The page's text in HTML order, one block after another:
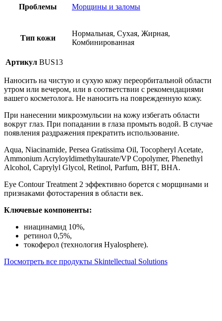
Проблемы Морщины и заломы
Тип кожи
Нормальная, Сухая, Жирная,
Комбинированная
Артикул BUS13
Наносить на чистую и сухую кожу переорбитальной области
утром или вечером, или в соответствии с рекомендациями
вашего косметолога. Не наносить на поврежденную кожу.
При нанесении микроэмульсии на кожу избегать области
вокруг глаз. При попадании в глаза промыть водой. В случае
появления раздражения прекратить использование.
Aqua, Niacinamide, Persea Gratissima Oil, Tocopheryl Acetate,
Ammonium Acryloyldimethyltaurate/VP Copolymer, Phenethyl
Alcohol, Caprylyl Glycol, Retinol, Parfum, BHT, BHA.
Eye Contour Treatment 2 эффективно борется с морщинами и
признаками фотостарения в области век.
Ключевые компоненты:
ниацинамид 10%,
ретинол 0,5%,
токоферол (технология Hyalosphere).
Посмотреть все продукты Skintellectual Solutions